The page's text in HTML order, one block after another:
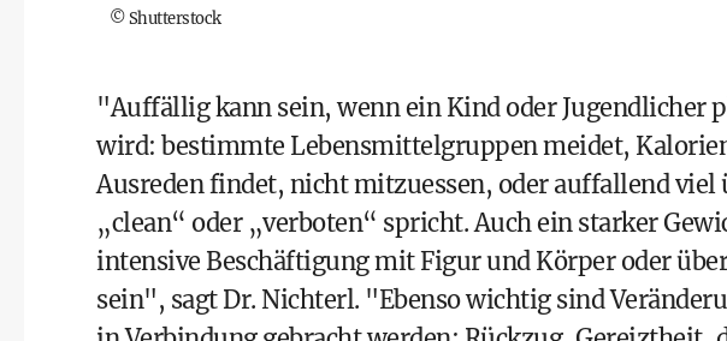
©Shutterstock
"Auffällig kann sein, wenn ein Kind oder Jugendlicher
wird: bestimmte Lebensmittelgruppen meidet,
Ausreden findet, nicht mitzuessen, oder auffallend viel
„clean“ oder „verboten“ spricht. Auch ein starker
intensive Beschäftigung mit Figur und Körper oder
sein", sagt Dr. Nichterl. "Ebenso wichtig sind